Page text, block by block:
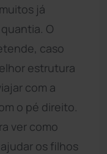
já
O
caso
estrutura
com a
o pé direito.
ver como
os filhos